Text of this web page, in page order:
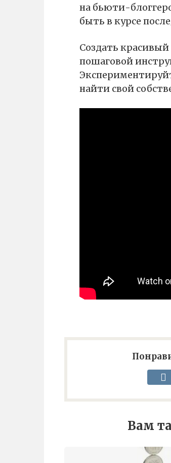
на бьюти-
быть в курсе
Создать красивый
пошаговой
найти свой
Вам